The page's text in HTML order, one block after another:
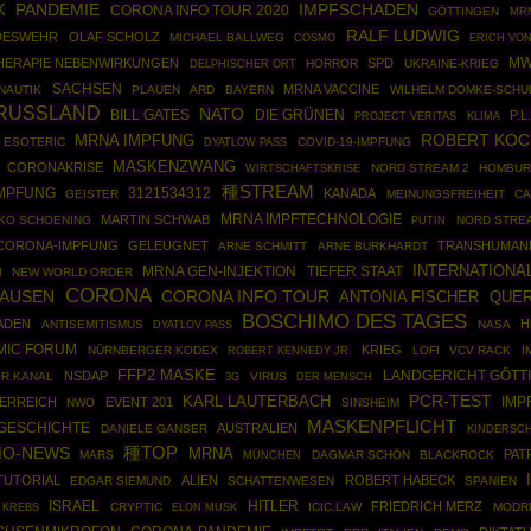
PANDEMIE CORONA INFO TOUR 2020 IMPFSCHADEN GÖTTINGEN
OLAF SCHOLZ MICHAEL BALLWEG COSMO RALF LUDWIG ERICH
NEBENWIRKUNGEN DELPHISCHER ORT HORROR SPD UKRAINE-KRIEG
SACHSEN PLAUEN ARD BAYERN MRNA VACCINE WILHELM DOMKE-
BILL GATES NATO DIE GRÜNEN PROJECT VERITAS KLIMA
ESOTERIC MRNA IMPFUNG DYATLOW PASS COVID-19-IMPFUNG ROBERT
CORONAKRISE MASKENZWANG WIRTSCHAFTSKRISE NORD STREAM 2
GEISTER 3121534312 種STREAM KANADA MEINUNGSFREIHEIT
SCHOENING
MARTIN SCHWAB MRNA IMPFTECHNOLOGIE PUTIN NORD
IMPFUNG GELEUGNET ARNE SCHMITT ARNE BURKHARDT
NEW WORLD ORDER MRNA GEN-INJEKTION TIEFER STAAT
CORONA CORONA INFO TOUR ANTONIA FISCHER
ANTISEMITISMUS DYATLOV PASS BOSCHIMO DES TAGES NASA
FORUM NÜRNBERGER KODEX ROBERT KENNEDY JR. KRIEG LOFI VCV RACK
KANAL
NSDAP FFP2 MASKE 3G VIRUS DER MENSCH
LANDGERICHT
NWO EVENT 201 KARL LAUTERBACH SINSHEIM PCR-TEST
DANIELE GANSER AUSTRALIEN MASKENPFLICHT
NEWS MARS 種TOP MRNA MÜNCHEN DAGMAR SCHÖN BLACKROCK
EDGAR SIEMUND ALIEN SCHATTENWESEN ROBERT HABECK SPANIEN
KREBS ISRAEL CRYPTIC ELON MUSK HITLER ICIC.LAW FRIEDRICH MERZ